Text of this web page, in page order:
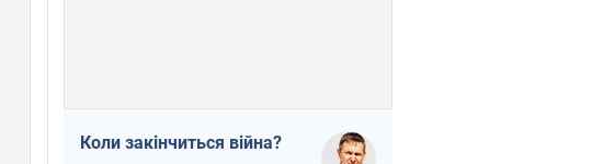
Коли закінчиться війна?